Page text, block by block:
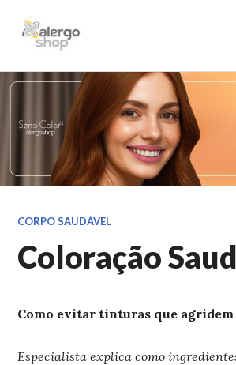
para
BLOG ALERGOSHOP
CORPO SAUDÁVEL
Coloração
Como evitar tinturas que agridem
Especialista explica como